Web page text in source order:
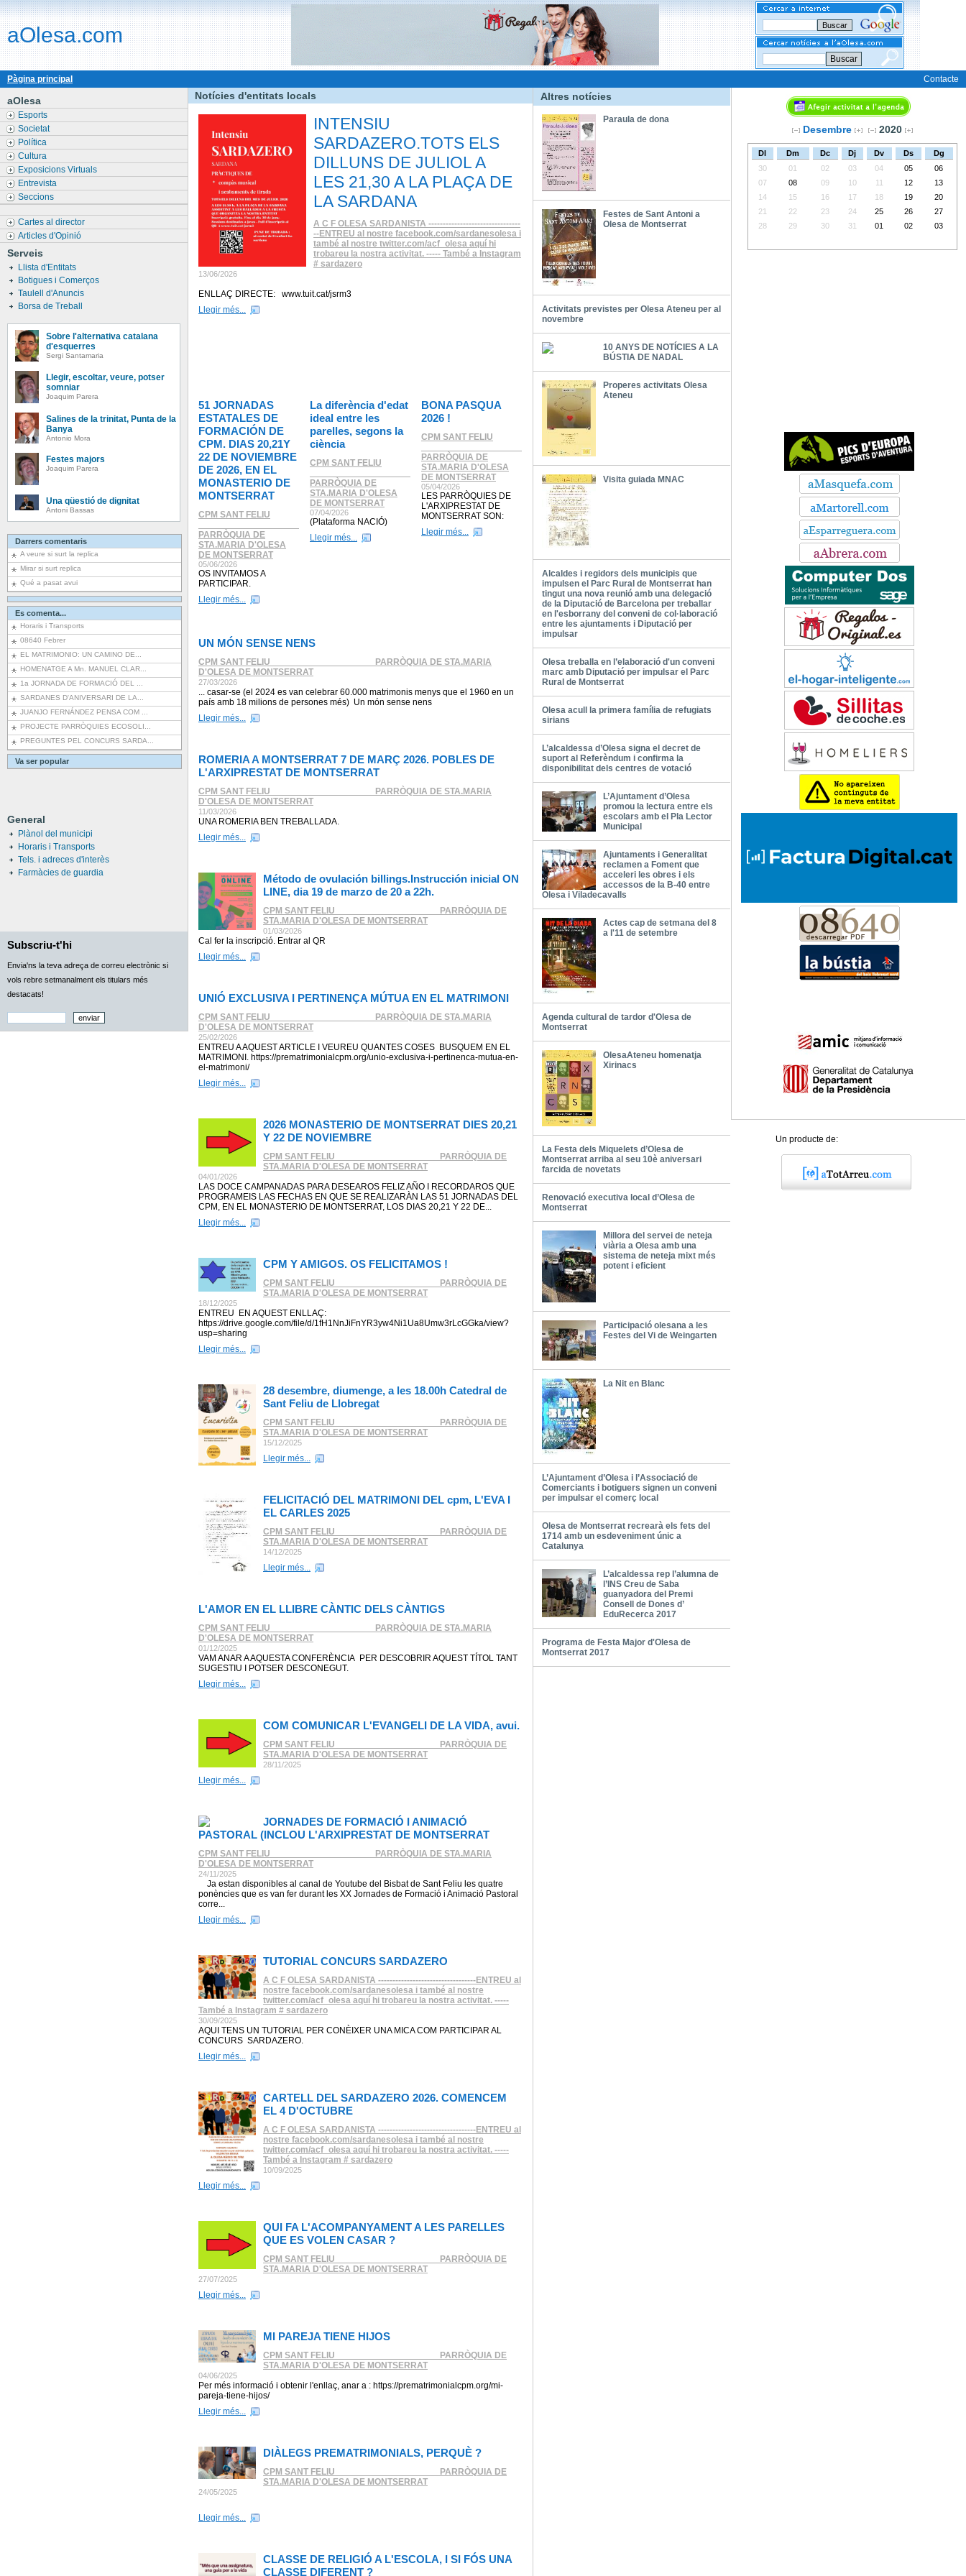
aOlesa.com
Buscar
Pàgina principal
Contacte
aOlesa
Esports
Societat
Política
Cultura
Exposicions Virtuals
Entrevista
Seccions
Cartes al director
Articles d'Opinió
Serveis
Llista d'Entitats
Botigues i Comerços
Taulell d'Anuncis
Borsa de Treball
Sobre l'alternativa catalana
d'esquerres
Sergi Santamaria
Llegir, escoltar, veure, potser
somniar
Joaquim Parera
Salines de la trinitat, Punta de la
Banya
Antonio Mora
Festes majors
Joaquim Parera
Una qüestió de dignitat
Antoni Bassas
Darrers comentaris
A veure si surt la replica
Mirar si surt replica
Qué a pasat avui
Es comenta...
Horaris i Transports
08640 Febrer
EL MATRIMONIO: UN CAMINO DE...
HOMENATGE A Mn. MANUEL CLAR...
1a JORNADA DE FORMACIÓ DEL ...
SARDANES D'ANIVERSARI DE LA...
JUANJO FERNÁNDEZ PENSA COM ...
PROJECTE PARRÒQUIES ECOSOLI...
PREGUNTES PEL CONCURS SARDA...
Va ser popular
General
Plànol del municipi
Horaris i Transports
Tels. i adreces d'interès
Farmàcies de guardia
Subscriu-t'hi
Envia'ns la teva adreça de correu electrònic si
vols rebre setmanalment els titulars més
destacats!
Notícies d'entitats locals
INTENSIU
SARDAZERO.TOTS ELS
DILLUNS DE JULIOL A
LES 21,30 A LA PLAÇA DE
LA SARDANA
A C F OLESA SARDANISTA --------------------------------
--ENTREU al nostre facebook.com/sardanesolesa i
també al nostre twitter.com/acf_olesa aquí hi
trobareu la nostra activitat. ----- També a Instagram
# sardazero
13/06/2026
ENLLAÇ DIRECTE: www.tuit.cat/jsrm3
Llegir més...
51 JORNADAS
ESTATALES DE
FORMACIÓN DE
CPM. DIAS 20,21Y
22 DE NOVIEMBRE
DE 2026, EN EL
MONASTERIO DE
MONTSERRAT
CPM SANT FELIU
PARRÒQUIA DE
STA.MARIA D'OLESA
DE MONTSERRAT
05/06/2026
OS INVITAMOS A
PARTICIPAR.
Llegir més...
La diferència d'edat
ideal entre les
parelles, segons la
ciència
CPM SANT FELIU
PARRÒQUIA DE
STA.MARIA D'OLESA
DE MONTSERRAT
07/04/2026
(Plataforma NACIÓ)
Llegir més...
BONA PASQUA
2026 !
CPM SANT FELIU
PARRÒQUIA DE
STA.MARIA D'OLESA
DE MONTSERRAT
05/04/2026
LES PARRÒQUIES DE
L'ARXIPRESTAT DE
MONTSERRAT SON:
Llegir més...
UN MÓN SENSE NENS
CPM SANT FELIU ____________________ PARRÒQUIA DE STA.MARIA
D'OLESA DE MONTSERRAT
27/03/2026
... casar-se (el 2024 es van celebrar 60.000 matrimonis menys que el 1960 en un
país amb 18 milions de persones més) Un món sense nens
Llegir més...
ROMERIA A MONTSERRAT 7 DE MARÇ 2026. POBLES DE
L'ARXIPRESTAT DE MONTSERRAT
CPM SANT FELIU ____________________ PARRÒQUIA DE STA.MARIA
D'OLESA DE MONTSERRAT
11/03/2026
UNA ROMERIA BEN TREBALLADA.
Llegir més...
Método de ovulación billings.Instrucción inicial ON
LINE, dia 19 de marzo de 20 a 22h.
CPM SANT FELIU ____________________ PARRÒQUIA DE
STA.MARIA D'OLESA DE MONTSERRAT
01/03/2026
Cal fer la inscripció. Entrar al QR
Llegir més...
UNIÓ EXCLUSIVA I PERTINENÇA MÚTUA EN EL MATRIMONI
CPM SANT FELIU ____________________ PARRÒQUIA DE STA.MARIA
D'OLESA DE MONTSERRAT
25/02/2026
ENTREU A AQUEST ARTICLE I VEUREU QUANTES COSES BUSQUEM EN EL
MATRIMONI. https://prematrimonialcpm.org/unio-exclusiva-i-pertinenca-mutua-en-
el-matrimoni/
Llegir més...
2026 MONASTERIO DE MONTSERRAT DIES 20,21
Y 22 DE NOVIEMBRE
CPM SANT FELIU ____________________ PARRÒQUIA DE
STA.MARIA D'OLESA DE MONTSERRAT
04/01/2026
LAS DOCE CAMPANADAS PARA DESEAROS FELIZ AÑO I RECORDAROS QUE
PROGRAMEIS LAS FECHAS EN QUE SE REALIZARÀN LAS 51 JORNADAS DEL
CPM, EN EL MONASTERIO DE MONTSERRAT, LOS DIAS 20,21 Y 22 DE...
Llegir més...
CPM Y AMIGOS. OS FELICITAMOS !
CPM SANT FELIU ____________________ PARRÒQUIA DE
STA.MARIA D'OLESA DE MONTSERRAT
18/12/2025
ENTREU EN AQUEST ENLLAÇ:
https://drive.google.com/file/d/1fH1NnJiFnYR3yw4Ni1Ua8Umw3rLcGGka/view?
usp=sharing
Llegir més...
28 desembre, diumenge, a les 18.00h Catedral de
Sant Feliu de Llobregat
CPM SANT FELIU ____________________ PARRÒQUIA DE
STA.MARIA D'OLESA DE MONTSERRAT
15/12/2025
Llegir més...
FELICITACIÓ DEL MATRIMONI DEL cpm, L'EVA I
EL CARLES 2025
CPM SANT FELIU ____________________ PARRÒQUIA DE
STA.MARIA D'OLESA DE MONTSERRAT
14/12/2025
Llegir més...
L'AMOR EN EL LLIBRE CÀNTIC DELS CÀNTIGS
CPM SANT FELIU ____________________ PARRÒQUIA DE STA.MARIA
D'OLESA DE MONTSERRAT
01/12/2025
VAM ANAR A AQUESTA CONFERÈNCIA PER DESCOBRIR AQUEST TÍTOL TANT
SUGESTIU I POTSER DESCONEGUT.
Llegir més...
COM COMUNICAR L'EVANGELI DE LA VIDA, avui.
CPM SANT FELIU ____________________ PARRÒQUIA DE
STA.MARIA D'OLESA DE MONTSERRAT
28/11/2025
Llegir més...
JORNADES DE FORMACIÓ I ANIMACIÓ
PASTORAL (INCLOU L'ARXIPRESTAT DE MONTSERRAT
CPM SANT FELIU ____________________ PARRÒQUIA DE STA.MARIA
D'OLESA DE MONTSERRAT
24/11/2025
Ja estan disponibles al canal de Youtube del Bisbat de Sant Feliu les quatre
ponències que es van fer durant les XX Jornades de Formació i Animació Pastoral
corre...
Llegir més...
TUTORIAL CONCURS SARDAZERO
A C F OLESA SARDANISTA ----------------------------------ENTREU al
nostre facebook.com/sardanesolesa i també al nostre
twitter.com/acf_olesa aquí hi trobareu la nostra activitat. -----
També a Instagram # sardazero
30/09/2025
AQUI TENS UN TUTORIAL PER CONÈIXER UNA MICA COM PARTICIPAR AL
CONCURS SARDAZERO.
Llegir més...
CARTELL DEL SARDAZERO 2026. COMENCEM
EL 4 D'OCTUBRE
A C F OLESA SARDANISTA ----------------------------------ENTREU al
nostre facebook.com/sardanesolesa i també al nostre
twitter.com/acf_olesa aquí hi trobareu la nostra activitat. -----
També a Instagram # sardazero
10/09/2025
Llegir més...
QUI FA L'ACOMPANYAMENT A LES PARELLES
QUE ES VOLEN CASAR ?
CPM SANT FELIU ____________________ PARRÒQUIA DE
STA.MARIA D'OLESA DE MONTSERRAT
27/07/2025
Llegir més...
MI PAREJA TIENE HIJOS
CPM SANT FELIU ____________________ PARRÒQUIA DE
STA.MARIA D'OLESA DE MONTSERRAT
04/06/2025
Per més informació i obtenir l'enllaç, anar a : https://prematrimonialcpm.org/mi-
pareja-tiene-hijos/
Llegir més...
DIÀLEGS PREMATRIMONIALS, PERQUÈ ?
CPM SANT FELIU ____________________ PARRÒQUIA DE
STA.MARIA D'OLESA DE MONTSERRAT
24/05/2025
Llegir més...
CLASSE DE RELIGIÓ A L'ESCOLA, I SI FÓS UNA
CLASSE DIFERENT ?
Altres notícies
Paraula de dona
Festes de Sant Antoni a
Olesa de Montserrat
Activitats previstes per Olesa Ateneu per al
novembre
10 ANYS DE NOTÍCIES A LA
BÚSTIA DE NADAL
Properes activitats Olesa
Ateneu
Visita guiada MNAC
Alcaldes i regidors dels municipis que
impulsen el Parc Rural de Montserrat han
tingut una nova reunió amb una delegació
de la Diputació de Barcelona per treballar
en l'esborrany del conveni de col·laboració
entre les ajuntaments i Diputació per
impulsar
Olesa treballa en l’elaboració d'un conveni
marc amb Diputació per impulsar el Parc
Rural de Montserrat
Olesa acull la primera família de refugiats
sirians
L’alcaldessa d’Olesa signa el decret de
suport al Referèndum i confirma la
disponibilitat dels centres de votació
L’Ajuntament d’Olesa
promou la lectura entre els
escolars amb el Pla Lector
Municipal
Ajuntaments i Generalitat
reclamen a Foment que
acceleri les obres i els
accessos de la B-40 entre
Olesa i Viladecavalls
Actes cap de setmana del 8
a l'11 de setembre
Agenda cultural de tardor d'Olesa de
Montserrat
OlesaAteneu homenatja
Xirinacs
La Festa dels Miquelets d’Olesa de
Montserrat arriba al seu 10è aniversari
farcida de novetats
Renovació executiva local d’Olesa de
Montserrat
Millora del servei de neteja
viària a Olesa amb una
sistema de neteja mixt més
potent i eficient
Participació olesana a les
Festes del Vi de Weingarten
La Nit en Blanc
L’Ajuntament d’Olesa i l’Associació de
Comerciants i botiguers signen un conveni
per impulsar el comerç local
Olesa de Montserrat recrearà els fets del
1714 amb un esdeveniment únic a
Catalunya
L’alcaldessa rep l’alumna de
l’INS Creu de Saba
guanyadora del Premi
Consell de Dones d’
EduRecerca 2017
Programa de Festa Major d'Olesa de
Montserrat 2017
Desembre 2020
Dl Dm Dc Dj Dv Ds
Dg
30
01 02 03 04 05
06
07
08 09 10 11 12
13
14
15 16 17 18 19
20
21
22 23 24 25 26
27
28
29 30 31 01 02 03
Un producte de: